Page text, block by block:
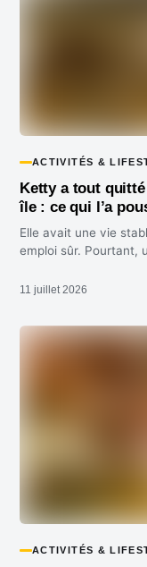
ACTIVITÉS &
Ketty a tout
île : ce qui l’a
Elle avait une vie
emploi sûr. Pourtant,
11 juillet 2026
ACTIVITÉS &